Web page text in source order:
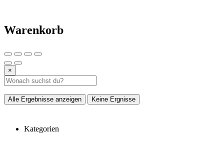
Warenkorb
×
Alle Ergebnisse anzeigen Keine Ergnisse
Kategorien